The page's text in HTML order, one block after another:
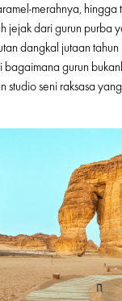
merahnya, hingga
jejak dari gurun purba
dangkal jutaan tahun
bagaimana gurun
studio seni raksasa